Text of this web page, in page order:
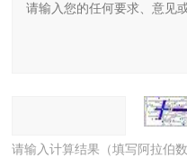
请输入计算结果（填写阿拉伯